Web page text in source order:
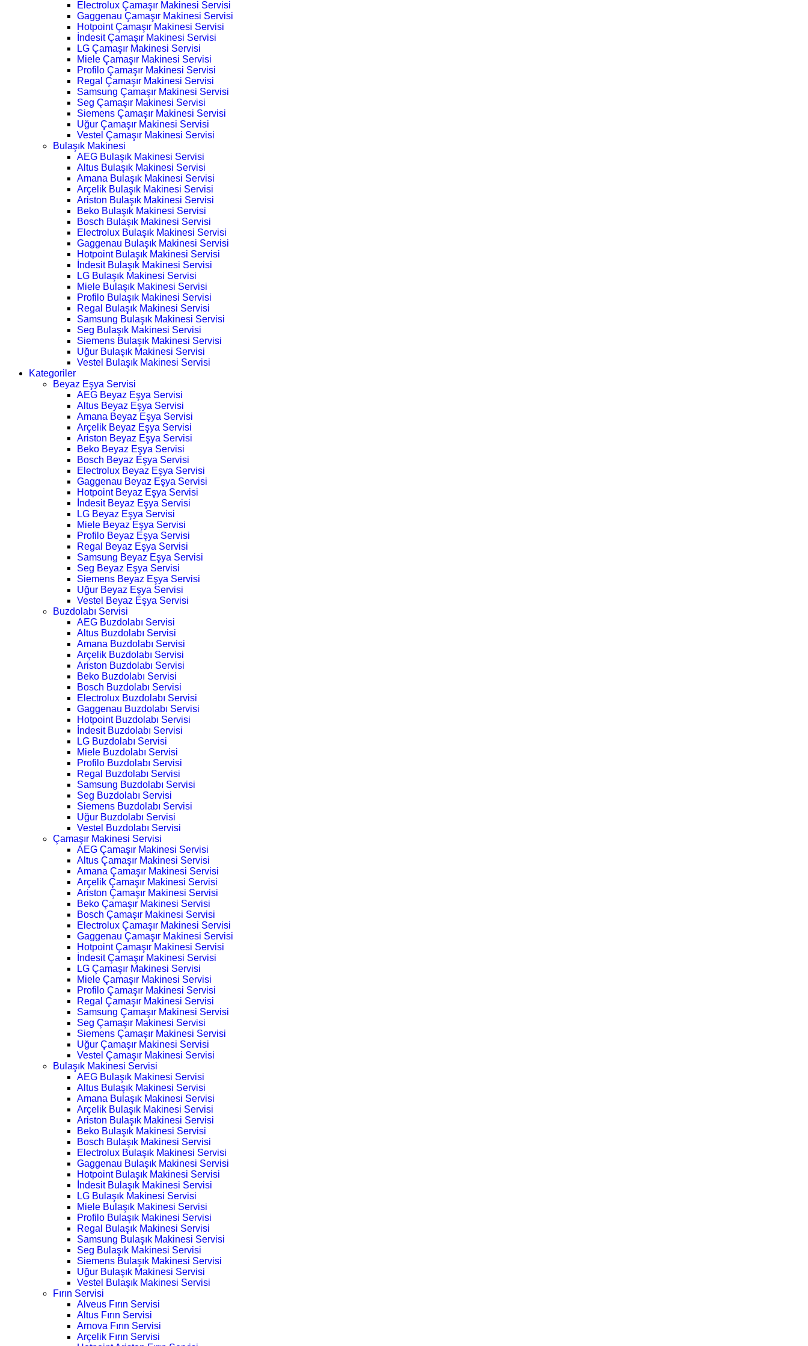
Electrolux Çamaşır Makinesi Servisi
Gaggenau Çamaşır Makinesi Servisi
Hotpoint Çamaşır Makinesi Servisi
İndesit Çamaşır Makinesi Servisi
LG Çamaşır Makinesi Servisi
Miele Çamaşır Makinesi Servisi
Profilo Çamaşır Makinesi Servisi
Regal Çamaşır Makinesi Servisi
Samsung Çamaşır Makinesi Servisi
Seg Çamaşır Makinesi Servisi
Siemens Çamaşır Makinesi Servisi
Uğur Çamaşır Makinesi Servisi
Vestel Çamaşır Makinesi Servisi
Bulaşık Makinesi
AEG Bulaşık Makinesi Servisi
Altus Bulaşık Makinesi Servisi
Amana Bulaşık Makinesi Servisi
Arçelik Bulaşık Makinesi Servisi
Ariston Bulaşık Makinesi Servisi
Beko Bulaşık Makinesi Servisi
Bosch Bulaşık Makinesi Servisi
Electrolux Bulaşık Makinesi Servisi
Gaggenau Bulaşık Makinesi Servisi
Hotpoint Bulaşık Makinesi Servisi
İndesit Bulaşık Makinesi Servisi
LG Bulaşık Makinesi Servisi
Miele Bulaşık Makinesi Servisi
Profilo Bulaşık Makinesi Servisi
Regal Bulaşık Makinesi Servisi
Samsung Bulaşık Makinesi Servisi
Seg Bulaşık Makinesi Servisi
Siemens Bulaşık Makinesi Servisi
Uğur Bulaşık Makinesi Servisi
Vestel Bulaşık Makinesi Servisi
Kategoriler
Beyaz Eşya Servisi
AEG Beyaz Eşya Servisi
Altus Beyaz Eşya Servisi
Amana Beyaz Eşya Servisi
Arçelik Beyaz Eşya Servisi
Ariston Beyaz Eşya Servisi
Beko Beyaz Eşya Servisi
Bosch Beyaz Eşya Servisi
Electrolux Beyaz Eşya Servisi
Gaggenau Beyaz Eşya Servisi
Hotpoint Beyaz Eşya Servisi
İndesit Beyaz Eşya Servisi
LG Beyaz Eşya Servisi
Miele Beyaz Eşya Servisi
Profilo Beyaz Eşya Servisi
Regal Beyaz Eşya Servisi
Samsung Beyaz Eşya Servisi
Seg Beyaz Eşya Servisi
Siemens Beyaz Eşya Servisi
Uğur Beyaz Eşya Servisi
Vestel Beyaz Eşya Servisi
Buzdolabı Servisi
AEG Buzdolabı Servisi
Altus Buzdolabı Servisi
Amana Buzdolabı Servisi
Arçelik Buzdolabı Servisi
Ariston Buzdolabı Servisi
Beko Buzdolabı Servisi
Bosch Buzdolabı Servisi
Electrolux Buzdolabı Servisi
Gaggenau Buzdolabı Servisi
Hotpoint Buzdolabı Servisi
İndesit Buzdolabı Servisi
LG Buzdolabı Servisi
Miele Buzdolabı Servisi
Profilo Buzdolabı Servisi
Regal Buzdolabı Servisi
Samsung Buzdolabı Servisi
Seg Buzdolabı Servisi
Siemens Buzdolabı Servisi
Uğur Buzdolabı Servisi
Vestel Buzdolabı Servisi
Çamaşır Makinesi Servisi
AEG Çamaşır Makinesi Servisi
Altus Çamaşır Makinesi Servisi
Amana Çamaşır Makinesi Servisi
Arçelik Çamaşır Makinesi Servisi
Ariston Çamaşır Makinesi Servisi
Beko Çamaşır Makinesi Servisi
Bosch Çamaşır Makinesi Servisi
Electrolux Çamaşır Makinesi Servisi
Gaggenau Çamaşır Makinesi Servisi
Hotpoint Çamaşır Makinesi Servisi
İndesit Çamaşır Makinesi Servisi
LG Çamaşır Makinesi Servisi
Miele Çamaşır Makinesi Servisi
Profilo Çamaşır Makinesi Servisi
Regal Çamaşır Makinesi Servisi
Samsung Çamaşır Makinesi Servisi
Seg Çamaşır Makinesi Servisi
Siemens Çamaşır Makinesi Servisi
Uğur Çamaşır Makinesi Servisi
Vestel Çamaşır Makinesi Servisi
Bulaşık Makinesi Servisi
AEG Bulaşık Makinesi Servisi
Altus Bulaşık Makinesi Servisi
Amana Bulaşık Makinesi Servisi
Arçelik Bulaşık Makinesi Servisi
Ariston Bulaşık Makinesi Servisi
Beko Bulaşık Makinesi Servisi
Bosch Bulaşık Makinesi Servisi
Electrolux Bulaşık Makinesi Servisi
Gaggenau Bulaşık Makinesi Servisi
Hotpoint Bulaşık Makinesi Servisi
İndesit Bulaşık Makinesi Servisi
LG Bulaşık Makinesi Servisi
Miele Bulaşık Makinesi Servisi
Profilo Bulaşık Makinesi Servisi
Regal Bulaşık Makinesi Servisi
Samsung Bulaşık Makinesi Servisi
Seg Bulaşık Makinesi Servisi
Siemens Bulaşık Makinesi Servisi
Uğur Bulaşık Makinesi Servisi
Vestel Bulaşık Makinesi Servisi
Fırın Servisi
Alveus Fırın Servisi
Altus Fırın Servisi
Arnova Fırın Servisi
Arçelik Fırın Servisi